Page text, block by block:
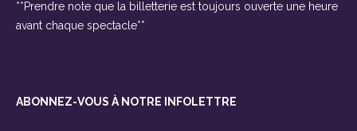
**Prendre note que la billetterie est toujours ouverte une heure
avant chaque spectacle**
ABONNEZ-VOUS À NOTRE INFOLETTRE